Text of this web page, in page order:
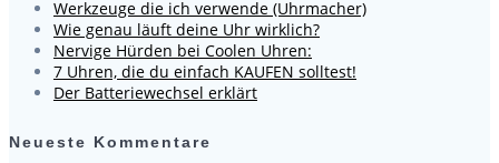
Werkzeuge die ich verwende (Uhrmacher)
Wie genau läuft deine Uhr wirklich?
Nervige Hürden bei Coolen Uhren:
7 Uhren, die du einfach KAUFEN solltest!
Der Batteriewechsel erklärt
Neueste Kommentare